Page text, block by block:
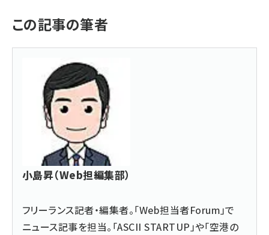
この記事の筆者
小島昇（Web担編集部）
フリーランス記者・編集者。「Web担当者Forum」で
ニュース記事を担当。「ASCII STARTUP」や「空港の